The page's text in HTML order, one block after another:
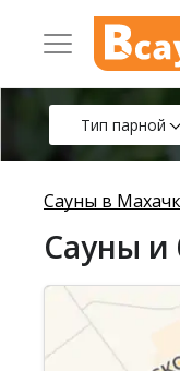
Тип парной
Сауны в
Сауны и